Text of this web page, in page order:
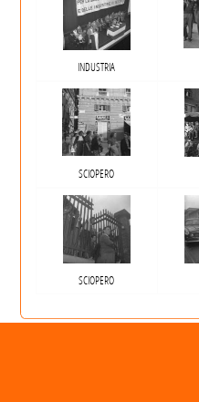
INDUSTRIA
SCIOPERO
SCIOPERO